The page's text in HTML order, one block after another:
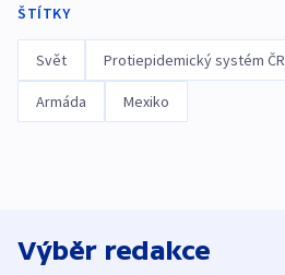
ŠTÍTKY
Svět Protiepidemický systém ČR
Armáda Mexiko
Výběr redakce